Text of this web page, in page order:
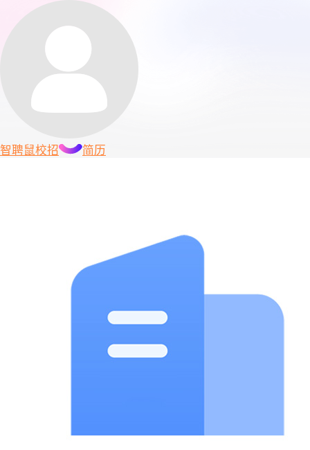
智聘鼠校招 简历